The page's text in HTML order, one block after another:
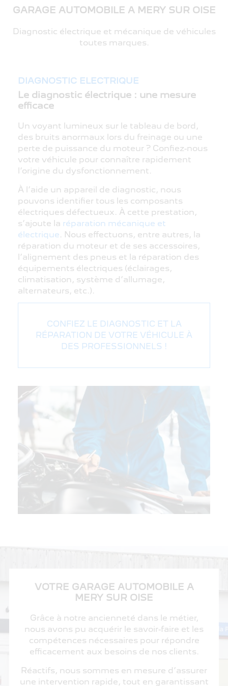
GARAGE AUTOMOBILE A MERY SUR OISE
Diagnostic électrique et mécanique de véhicules
toutes marques.
DIAGNOSTIC ELECTRIQUE
Le diagnostic électrique : une mesure
efficace
Un voyant lumineux sur le tableau de bord,
des bruits anormaux lors du freinage ou une
perte de puissance du moteur ? Confiez-nous
votre véhicule pour connaître rapidement
l’origine du dysfonctionnement.
À l’aide un appareil de diagnostic, nous
pouvons identifier tous les composants
électriques défectueux. À cette prestation,
s’ajoute la réparation mécanique et
électrique. Nous effectuons, entre autres, la
réparation du moteur et de ses accessoires,
l’alignement des pneus et la réparation des
équipements électriques (éclairages,
climatisation, système d’allumage,
alternateurs, etc.).
CONFIEZ LE DIAGNOSTIC ET LA
RÉPARATION DE VOTRE VÉHICULE À
DES PROFESSIONNELS !
VOTRE GARAGE AUTOMOBILE A
MERY SUR OISE
Grâce à notre ancienneté dans le métier,
nous avons pu acquérir le savoir-faire et les
compétences nécessaires pour répondre
efficacement aux besoins de nos clients.
Réactifs, nous sommes en mesure d’assurer
une intervention rapide, tout en garantissant